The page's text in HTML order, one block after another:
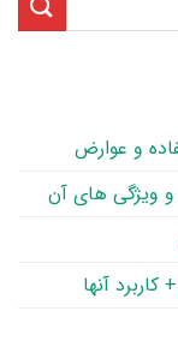
و عوارض
ویژگی های آن
آنها